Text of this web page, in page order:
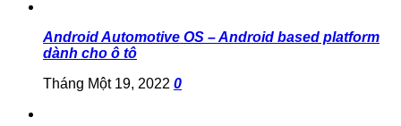
Android Automotive OS – Android based platform
dành cho ô tô
Tháng Một 19, 2022 0